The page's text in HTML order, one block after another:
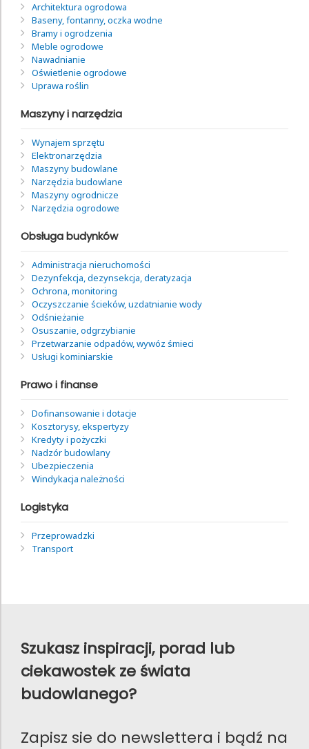
Architektura ogrodowa
Baseny, fontanny, oczka wodne
Bramy i ogrodzenia
Meble ogrodowe
Nawadnianie
Oświetlenie ogrodowe
Uprawa roślin
Maszyny i narzędzia
Wynajem sprzętu
Elektronarzędzia
Maszyny budowlane
Narzędzia budowlane
Maszyny ogrodnicze
Narzędzia ogrodowe
Obsługa budynków
Administracja nieruchomości
Dezynfekcja, dezynsekcja, deratyzacja
Ochrona, monitoring
Oczyszczanie ścieków, uzdatnianie wody
Odśnieżanie
Osuszanie, odgrzybianie
Przetwarzanie odpadów, wywóz śmieci
Usługi kominiarskie
Prawo i finanse
Dofinansowanie i dotacje
Kosztorysy, ekspertyzy
Kredyty i pożyczki
Nadzór budowlany
Ubezpieczenia
Windykacja należności
Logistyka
Przeprowadzki
Transport
Szukasz inspiracji, porad lub
ciekawostek ze świata
budowlanego?
Zapisz sie do newslettera i bądź na